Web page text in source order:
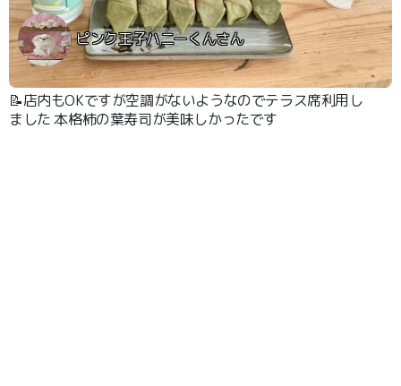
ピンク王子ハニーくんさん
📝店内もOKですが空調がないようなのでテラス席利用し
ました 本格柿の葉寿司が美味しかったです